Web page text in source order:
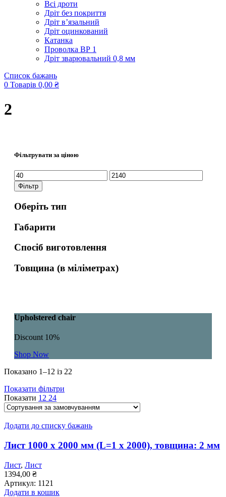
Всі дроти
Дріт без покриття
Дріт в’язальний
Дріт оцинкований
Катанка
Проволка ВР 1
Дріт зварювальний 0,8 мм
Список бажань
0 Товарів 0,00 ₴
2
Фільтрувати за ціною
Мінімальна
ціна
Найбільша
ціна
Фільтр
Оберіть тип
Габарити
Спосіб виготовлення
Товщина (в міліметрах)
Upholstered chair
Discount 10%
Shop Now
Показано 1–12 із 22
Показати фільтри
Показати 12 24
Додати до списку бажань
Лист 1000 x 2000 мм (L=1 x 2000), товщина: 2 мм
Лист, Лист
1394,00 ₴
Артикул: 1121
Додати в кошик